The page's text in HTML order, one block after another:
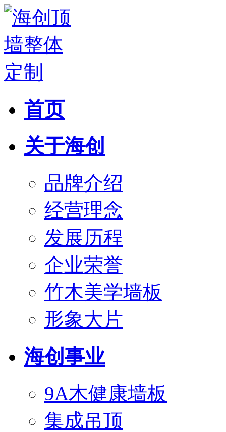
首页
关于海创
品牌介绍
经营理念
发展历程
企业荣誉
竹木美学墙板
形象大片
海创事业
9A木健康墙板
集成吊顶